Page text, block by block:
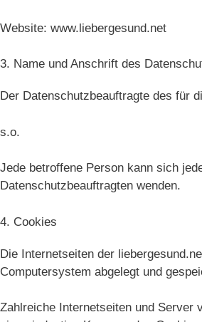
Website: www.liebergesund.net
3. Name und Anschrift des
Der Datenschutzbeauftragte des für
s.o.
Jede betroffene Person kann sich
Datenschutzbeauftragten wenden.
4. Cookies
Die Internetseiten der
Computersystem abgelegt und
Zahlreiche Internetseiten und Server